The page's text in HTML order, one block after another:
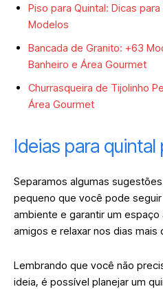
Piso para Quintal: Dicas
Modelos
Bancada de Granito: +63
Banheiro e Área Gourmet
Churrasqueira de Tijolinho
Área Gourmet
Ideias para
Separamos algumas
pequeno que você pode
ambiente e garantir um
amigos e relaxar nos dias mais
Lembrando que você não
ideia, é possível planejar um